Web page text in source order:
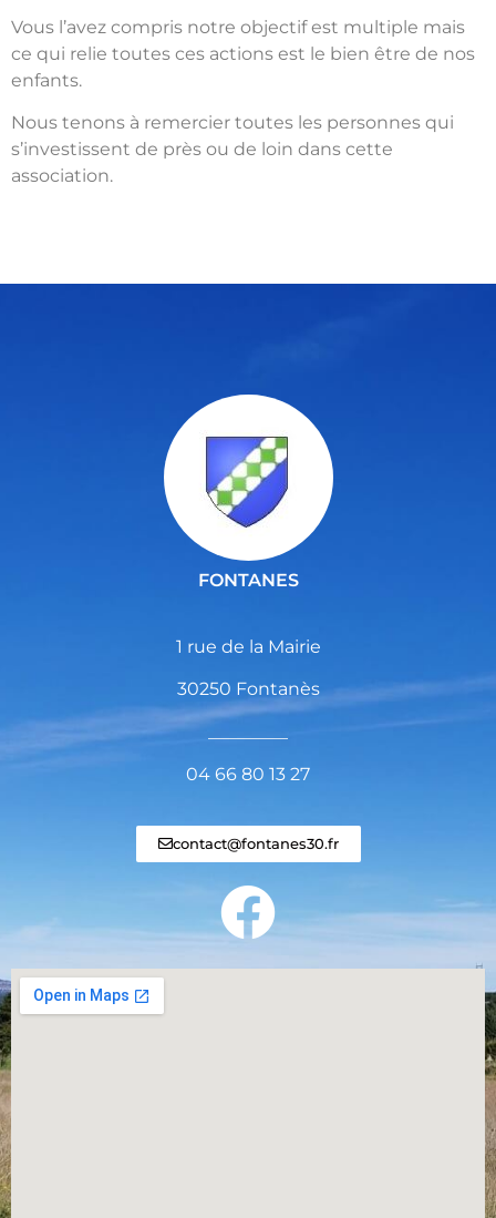
Vous l’avez compris notre objectif est multiple mais
ce qui relie toutes ces actions est le bien être de nos
enfants.
Nous tenons à remercier toutes les personnes qui
s’investissent de près ou de loin dans cette
association.
FONTANES
1 rue de la Mairie
30250 Fontanès
04 66 80 13 27
contact@fontanes30.fr